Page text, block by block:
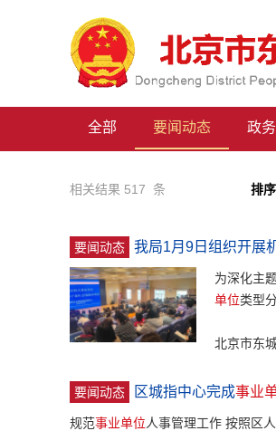
全部 要闻动态 政
相关结果 517 条 排序
要闻动态 我局1月9日组织开展
为深化主
单位类型
北京市东
要闻动态 区城指中心完成事业
规范事业单位人事管理工作 按照区